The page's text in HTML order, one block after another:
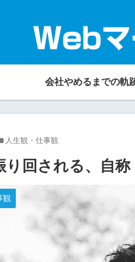
Webマ
会社やめるまでの軌
人生観・仕事観
り回される、自
観